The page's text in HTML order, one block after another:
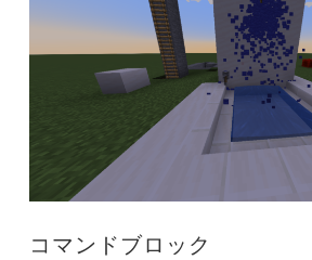
コマンドブロック